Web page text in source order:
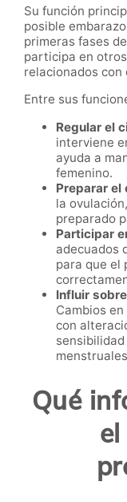
Su función
posible
primeras fases
participa en
relacionados
Entre sus
Regular el
interviene
ayuda a
femenino.
Preparar el
la
preparado
Participar
adecuados
para que el
Influir
Cambios
con
Qué